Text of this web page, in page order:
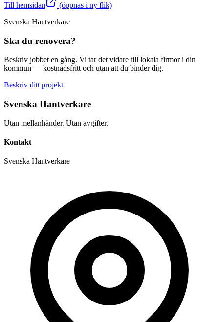
Till hemsidan
(öppnas i ny flik)
Svenska Hantverkare
Ska du renovera?
Beskriv jobbet en gång. Vi tar det vidare till lokala firmor i din
kommun — kostnadsfritt och utan att du binder dig.
Beskriv ditt projekt
Svenska Hantverkare
Utan mellanhänder. Utan avgifter.
Kontakt
Svenska Hantverkare